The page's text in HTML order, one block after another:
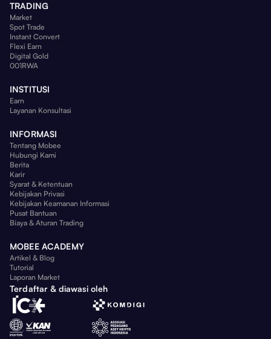
TRADING
Market
Spot Trade
Instant Convert
Flexi Earn
Digital Gold
001RWA
INSTITUSI
Earn
Layanan Konsultasi
INFORMASI
Tentang Mobee
Hubungi Kami
Berita
Karir
Syarat & Ketentuan
Kebijakan Privasi
Kebijakan Keamanan Informasi
Pusat Bantuan
Biaya & Aturan Trading
MOBEE ACADEMY
Artikel & Blog
Tutorial
Laporan Market
Terdaftar & diawasi oleh